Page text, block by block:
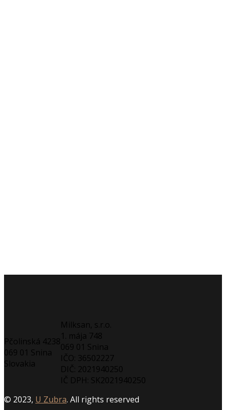
Pčolinská 4238
069 01 Snina
Slovakia
Milksan, s.r.o.
1. mája 748
069 01 Snina
IČO: 36502227
DIČ: 2021940250
IČ DPH: SK2021940250
© 2023, U Zubra. All rights reserved